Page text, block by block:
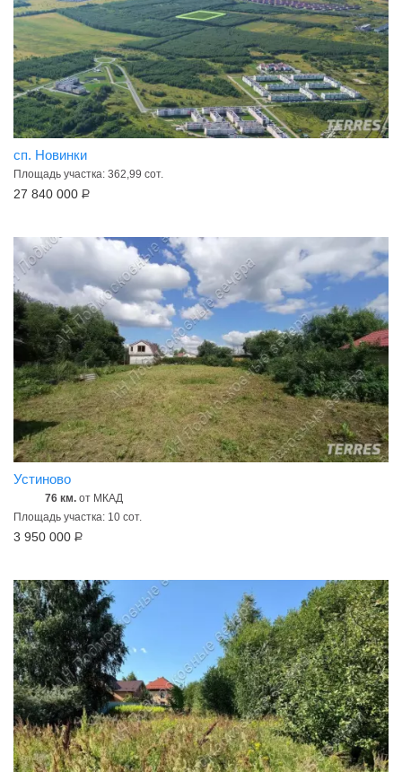
сп. Новинки
Площадь участка: 362,99 сот.
27 840 000 Р
Устиново
76 км. от МКАД
Площадь участка: 10 сот.
3 950 000 Р